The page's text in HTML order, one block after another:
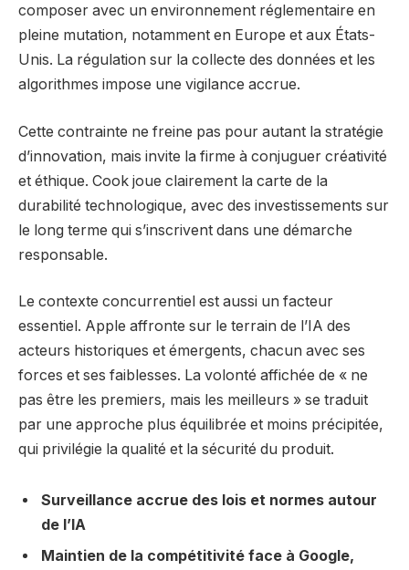
composer avec un environnement réglementaire en
pleine mutation, notamment en Europe et aux États-
Unis. La régulation sur la collecte des données et les
algorithmes impose une vigilance accrue.
Cette contrainte ne freine pas pour autant la stratégie
d’innovation, mais invite la firme à conjuguer créativité
et éthique. Cook joue clairement la carte de la
durabilité technologique, avec des investissements sur
le long terme qui s’inscrivent dans une démarche
responsable.
Le contexte concurrentiel est aussi un facteur
essentiel. Apple affronte sur le terrain de l’IA des
acteurs historiques et émergents, chacun avec ses
forces et ses faiblesses. La volonté affichée de « ne
pas être les premiers, mais les meilleurs » se traduit
par une approche plus équilibrée et moins précipitée,
qui privilégie la qualité et la sécurité du produit.
Surveillance accrue des lois et normes autour
de l’IA
Maintien de la compétitivité face à Google,